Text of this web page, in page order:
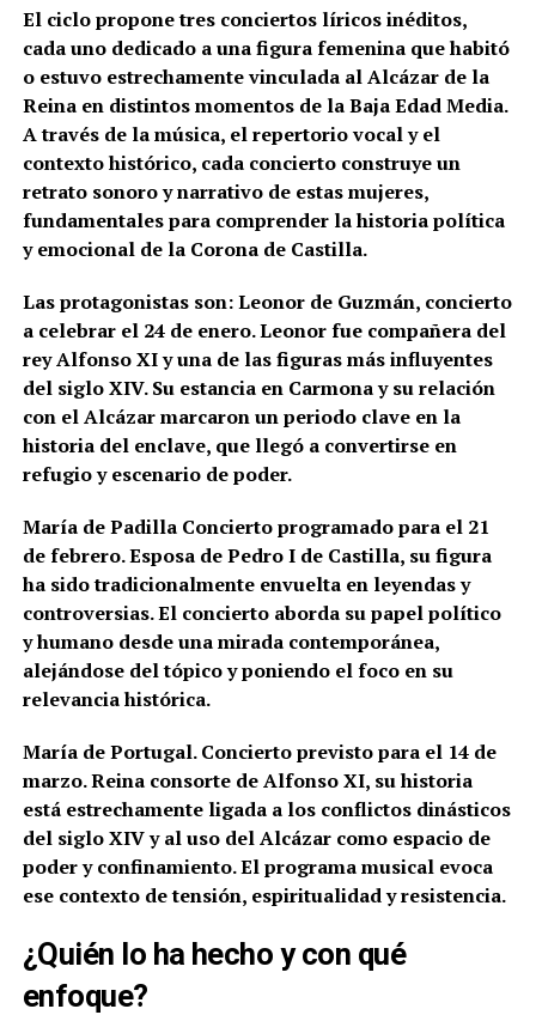
El ciclo propone tres conciertos líricos inéditos,
cada uno dedicado a una figura femenina que habitó
o estuvo estrechamente vinculada al Alcázar de la
Reina en distintos momentos de la Baja Edad Media.
A través de la música, el repertorio vocal y el
contexto histórico, cada concierto construye un
retrato sonoro y narrativo de estas mujeres,
fundamentales para comprender la historia política
y emocional de la Corona de Castilla.
Las protagonistas son:Leonor de Guzmán, concierto
a celebrar el 24 de enero. Leonor fue compañera del
rey Alfonso XI y una de las figuras más influyentes
del siglo XIV. Su estancia en Carmona y su relación
con el Alcázar marcaron un periodo clave en la
historia del enclave, que llegó a convertirse en
refugio y escenario de poder.
María de Padilla Concierto programado para el 21
de febrero. Esposa de Pedro I de Castilla, su figura
ha sido tradicionalmente envuelta en leyendas y
controversias. El concierto aborda su papel político
y humano desde una mirada contemporánea,
alejándose del tópico y poniendo el foco en su
relevancia histórica.
María de Portugal.Concierto previsto para el 14 de
marzo. Reina consorte de Alfonso XI, su historia
está estrechamente ligada a los conflictos dinásticos
del siglo XIV y al uso del Alcázar como espacio de
poder y confinamiento. El programa musical evoca
ese contexto de tensión, espiritualidad y resistencia.
¿Quién lo ha hecho y con qué
enfoque?